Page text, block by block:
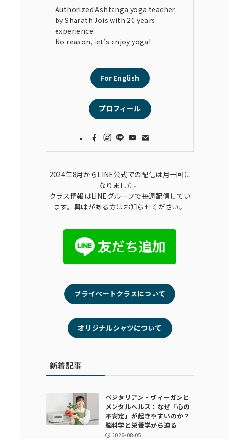
Authorized Ashtanga yoga teacher
by Sharath Jois with 20 years
experience.
No reason, let's enjoy yoga!
For English
プロフィール
2024年8月からLINE公式での配信は月一回に
なりました。
クラス情報はLINEグループで毎週配信してい
ます。興味がある方はお知らせください。
プライベートクラスについて
オリジナルシャツについて
新着記事
ベジタリアン・ヴィーガンと
メンタルヘルス：なぜ「心の
不安定」が起きやすいのか？
脳科学と栄養学から迫る
2026-08-05